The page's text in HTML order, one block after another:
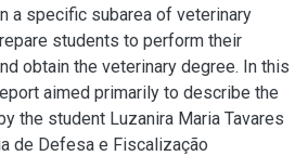
a specific subarea of veterinary
students to perform their
obtain the veterinary degree. In this
aimed primarily to describe the
the student Luzanira Maria Tavares
de Defesa e Fiscalização